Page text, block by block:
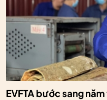
EVFTA bước sang